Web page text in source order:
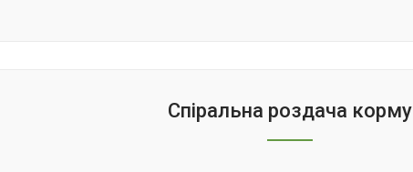
Спіральна роздача корму